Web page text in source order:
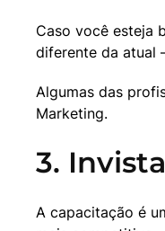
Caso você esteja
diferente da atual
Algumas das
Marketing.
3.
A capacitação é